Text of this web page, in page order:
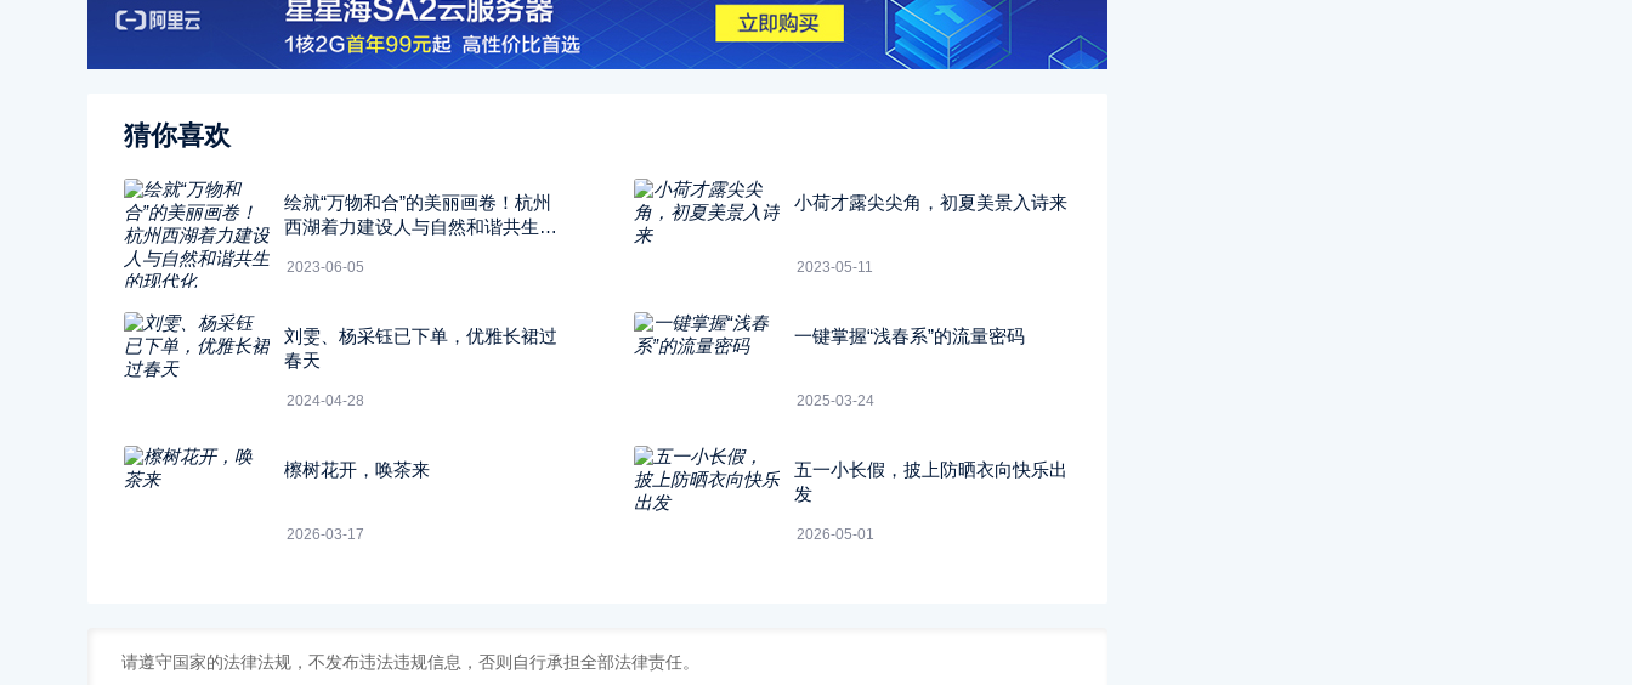
猜你喜欢
绘就“万物和合”的美丽画卷！杭州
西湖着力建设人与自然和谐共生的
2023-06-05
小荷才露尖尖角，初夏美景入诗来
2023-05-11
刘雯、杨采钰已下单，优雅长裙过
春天
2024-04-28
一键掌握“浅春系”的流量密码
2025-03-24
檫树花开，唤茶来
2026-03-17
五一小长假，披上防晒衣向快乐出
发
2026-05-01